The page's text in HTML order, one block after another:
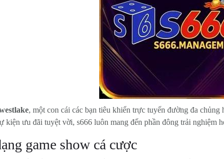
, một con cái các bạn tiêu khiển trực tuyến đường đa
kiện ưu đãi tuyệt vời, s666 luôn mang đến phần đông trải nghiệm
game show cá cược